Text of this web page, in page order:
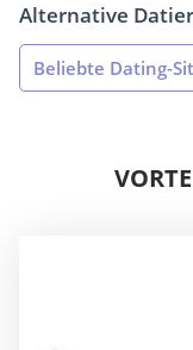
Alternative
Beliebte Dating-